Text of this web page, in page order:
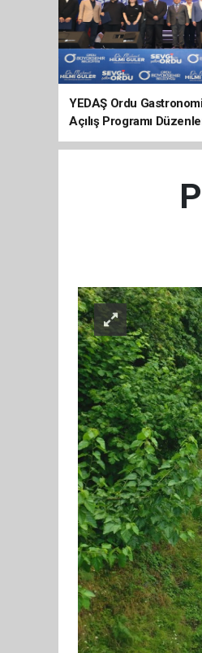
YEDAŞ Ordu
Açılış Programı